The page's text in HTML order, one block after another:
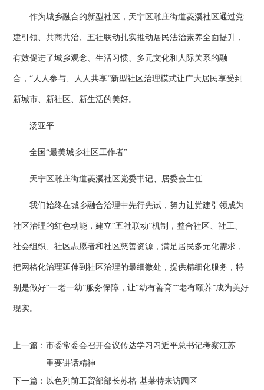
作为城乡融合的新型社区，天宁区雕庄街道菱溪社区通过党
建引领、共商共治、五社联动扎实推动居民法治素养全面提升，
有效促进了城乡观念、生活习惯、多元文化和人际关系的融
合，“人人参与、人人共享”新型社区治理模式让广大居民享受到
新城市、新社区、新生活的美好。
汤亚平
全国“最美城乡社区工作者”
天宁区雕庄街道菱溪社区党委书记、居委会主任
我们始终在城乡融合治理中先行先试，努力让党建引领成为
社区治理的红色动能，建立“五社联动”机制，整合社区、社工、
社会组织、社区志愿者和社区慈善资源，满足居民多元化需求，
把网格化治理延伸到社区治理的最细微处，提供精细化服务，特
别是做好“一老一幼”服务保障，让“幼有善育”“老有颐养”成为美好
现实。
上一篇：市委常委会召开会议传达学习习近平总书记考察江苏
重要讲话精神
下一篇： 以色列前工贸部部长苏格·基莱特来访园区